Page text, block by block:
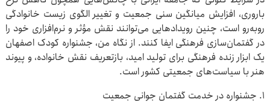
باروری، افزایش میانگین سنی جمعیت و تغییر الگوی زیست خانوادگی
روبه‌رو است، چنین رویدادهایی می‌توانند نقش مؤثر و نرم‌افزاری خود را
در گفتمان‌سازی فرهنگی ایفا کنند. از نگاه من، جشنواره کودک اصفهان
یک ابزار زنده فرهنگی برای تولید امید، بازتعریف نقش خانواده، و پیوند
هنر با سیاست‌های جمعیتی کشور است.
۱. جشنواره در خدمت گفتمان جوانی جمعیت